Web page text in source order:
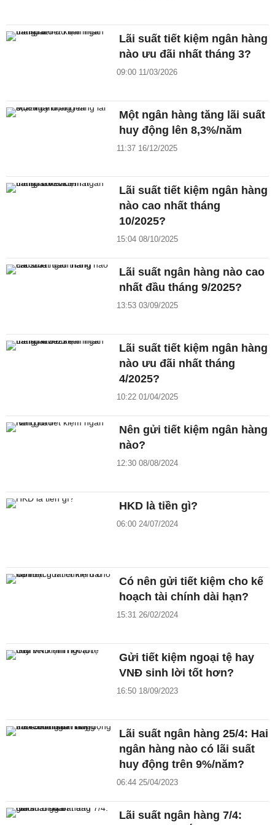
Lãi suất tiết kiệm ngân hàng
nào ưu đãi nhất tháng 3?
09:00 11/03/2026
Một ngân hàng tăng lãi suất
huy động lên 8,3%/năm
11:37 16/12/2025
Lãi suất tiết kiệm ngân hàng
nào cao nhất tháng
10/2025?
15:04 08/10/2025
Lãi suất ngân hàng nào cao
nhất đầu tháng 9/2025?
13:53 03/09/2025
Lãi suất tiết kiệm ngân hàng
nào ưu đãi nhất tháng
4/2025?
10:22 01/04/2025
Nên gửi tiết kiệm ngân hàng
nào?
12:30 08/08/2024
HKD là tiền gì?
06:00 24/07/2024
Có nên gửi tiết kiệm cho kế
hoạch tài chính dài hạn?
15:31 26/02/2024
Gửi tiết kiệm ngoại tệ hay
VNĐ sinh lời tốt hơn?
16:50 18/09/2023
Lãi suất ngân hàng 25/4: Hai
ngân hàng nào có lãi suất
huy động trên 9%/năm?
06:44 25/04/2023
Lãi suất ngân hàng 7/4: